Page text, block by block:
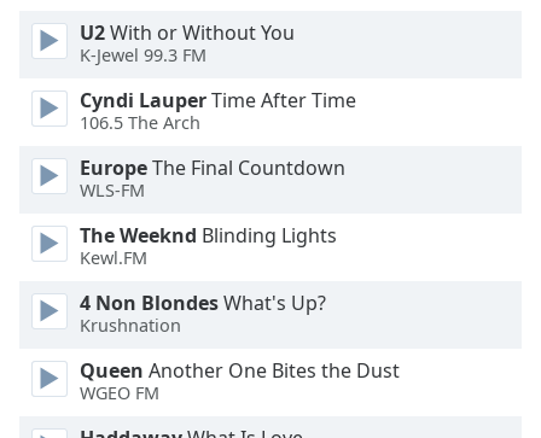
Background
Color
Opacity
Caption
Area
Color
Opacity
U2With or Without You
K-Jewel 99.3 FM
Cyndi LauperTime After Time
106.5 The Arch
EuropeThe Final Countdown
WLS-FM
The Weeknd Blinding Lights
Kewl.FM
4 Non BlondesWhat's Up?
Krushnation
Queen Another One Bites the Dust
WGEO FM